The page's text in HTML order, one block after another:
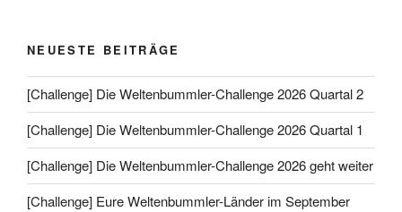
NEUESTE BEITRÄGE
[Challenge] Die Weltenbummler-Challenge 2026 Quartal 2
[Challenge] Die Weltenbummler-Challenge 2026 Quartal 1
[Challenge] Die Weltenbummler-Challenge 2026 geht weiter
[Challenge] Eure Weltenbummler-Länder im September